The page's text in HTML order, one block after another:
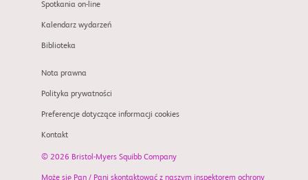
Spotkania on-line
Kalendarz wydarzeń
Biblioteka
Nota prawna
Polityka prywatności
Preferencje dotyczące informacji cookies
Kontakt
© 2026 Bristol-Myers Squibb Company
Może się Pan / Pani skontaktować z naszym inspektorem ochrony